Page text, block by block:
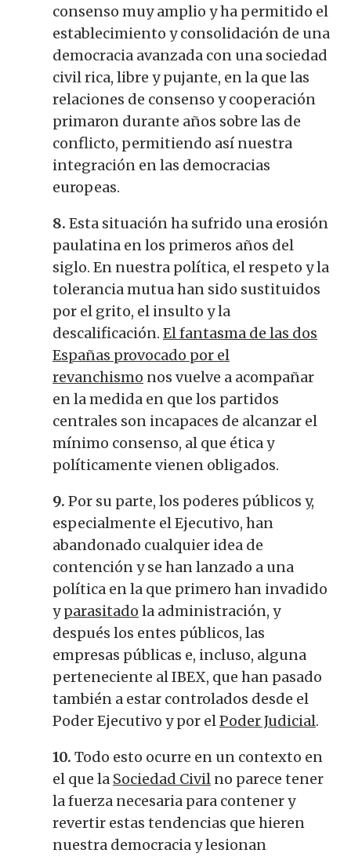
consenso muy amplio y ha permitido el
establecimiento y consolidación de una
democracia avanzada con una sociedad
civil rica, libre y pujante, en la que las
relaciones de consenso y cooperación
primaron durante años sobre las de
conflicto, permitiendo así nuestra
integración en las democracias
europeas.
8. Esta situación ha sufrido una erosión
paulatina en los primeros años del
siglo. En nuestra política, el respeto y la
tolerancia mutua han sido sustituidos
por el grito, el insulto y la
descalificación. El fantasma de las dos
Españas provocado por el
revanchismo nos vuelve a acompañar
en la medida en que los partidos
centrales son incapaces de alcanzar el
mínimo consenso, al que ética y
políticamente vienen obligados.
9. Por su parte, los poderes públicos y,
especialmente el Ejecutivo, han
abandonado cualquier idea de
contención y se han lanzado a una
política en la que primero han invadido
y parasitado la administración, y
después los entes públicos, las
empresas públicas e, incluso, alguna
perteneciente al IBEX, que han pasado
también a estar controlados desde el
Poder Ejecutivo y por elPoder Judicial.
10. Todo esto ocurre en un contexto en
el que la Sociedad Civil no parece tener
la fuerza necesaria para contener y
revertir estas tendencias que hieren
nuestra democracia y lesionan